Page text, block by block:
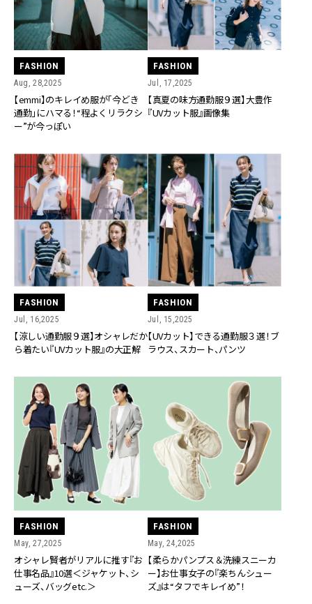
FASHION
Aug, 28,2025
【emmi】のキレイめ服が「今どき
通勤」にハマる！“程よくリラクシ
ー”が今っぽい
FASHION
Jul, 17,2025
【真夏の味方通勤服９選】大豊作
『UVカット服』画像集
FASHION
Jul, 16,2025
【涼しい通勤服９選】オシャレだか
ら着たい『UVカット服』の大正解
FASHION
Jul, 15,2025
【UVカット】できる通勤服３選！ブ
ラウス、スカート、パンツ
FASHION
May, 27,2025
オシャレ賢者がリアルに推す『お
仕事名品』10選＜ジャケット、シ
ューズ、バッグetc.＞
FASHION
May, 24,2025
【柔らかパンプス＆洗練スニーカ
ー】お仕事女子の『楽ちんシュー
ズ』は“タフでキレイめ”！